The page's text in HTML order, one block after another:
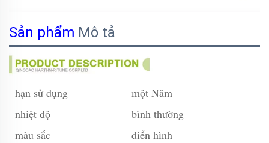
Sản phẩm Mô tả
hạn sử dụng
một Năm
nhiệt độ
bình thường
màu sắc
điển hình